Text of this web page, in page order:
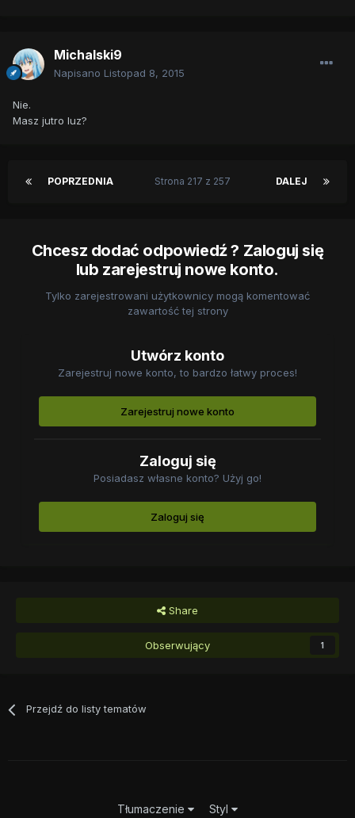
Michalski9
Napisano Listopad 8, 2015
Nie.
Masz jutro luz?
POPRZEDNIA DALEJ
Strona 217 z 257
Chcesz dodać odpowiedź ? Zaloguj się
lub zarejestruj nowe konto.
Tylko zarejestrowani użytkownicy mogą komentować
zawartość tej strony
Utwórz konto
Zarejestruj nowe konto, to bardzo łatwy proces!
Zarejestruj nowe konto
Zaloguj się
Posiadasz własne konto? Użyj go!
Zaloguj się
Share
Obserwujący 1
Przejdź do listy tematów
Tłumaczenie Styl